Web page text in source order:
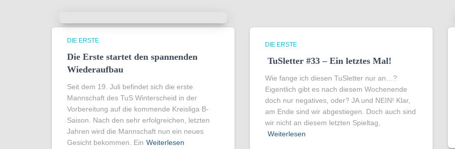
DIE ERSTE
Die Erste startet den spannenden
Wiederaufbau
Seit dem 19. Juli befindet sich die erste
Mannschaft des TuS Winterscheid in der
Vorbereitung auf die kommende Kreisliga B-
Saison. Nach den sehr erfolgreichen, letzten
Jahren wird die Mannschaft nun ein neues
Gesicht bekommen. Ein Weiterlesen
DIE ERSTE
TuSletter #33 – Ein letztes Mal!
Wie fange ich diesen TuSletter nur an…?
Eigentlich gibt es nach diesem Wochenende
doch nur negatives, oder? JA und NEIN! Klar,
am Ende sind wir abgestiegen. Doch auch sind
wir nicht an diesem letzten Spieltag,
Weiterlesen